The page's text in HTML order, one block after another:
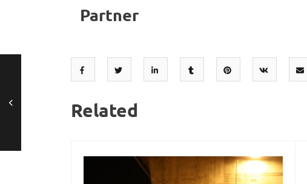
Partner
Related